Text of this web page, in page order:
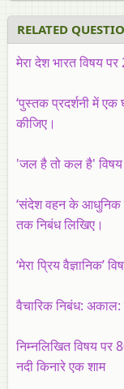
RELATED
मेरा देश भारत विषय
‘पुस्‍तक प्रदर्शनी में
कीजिए।
'जल है तो कल है' विषय
‘संदेश वहन के आधुनिक
तक निबंध लिखिए।
‘मेरा प्रिय वैज्ञानिक’
वैचारिक निबंध:
निम्नलिखित विषय पर
नदी किनारे एक शाम